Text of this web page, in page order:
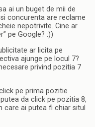
ai un buget de mii de
concurenta are reclame
nepotrivite. Cine ar
pe Google? :))
ar licita pe
ajunge pe locul 7?
privind pozitia 7
pe prima pozitie
da click pe pozitia 8,
care ai putea fi chiar situl